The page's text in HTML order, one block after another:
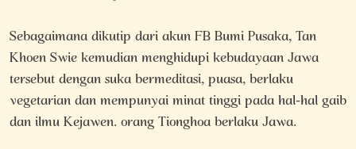
Sebagaimana dikutip dari akun FB Bumi Pusaka, Tan
Khoen Swie kemudian menghidupi kebudayaan Jawa
tersebut dengan suka bermeditasi, puasa, berlaku
vegetarian dan mempunyai minat tinggi pada hal-hal gaib
dan ilmu Kejawen. orang Tionghoa berlaku Jawa.